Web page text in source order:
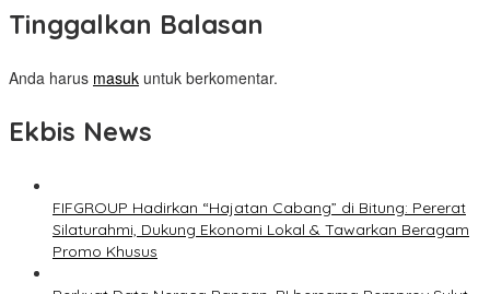
Tinggalkan Balasan
Anda harus masuk untuk berkomentar.
Ekbis News
FIFGROUP Hadirkan “Hajatan Cabang” di Bitung: Pererat
Silaturahmi, Dukung Ekonomi Lokal & Tawarkan Beragam
Promo Khusus